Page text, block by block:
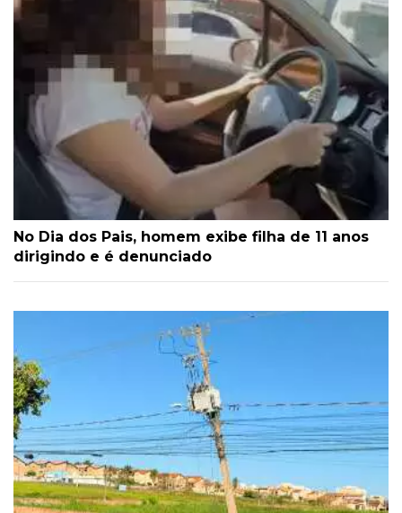
No Dia dos Pais, homem exibe filha de 11 anos
dirigindo e é denunciado